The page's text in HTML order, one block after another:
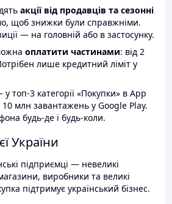
акції від продавців та сезонні
щоб знижки були справжніми.
— на головній або в застосунку.
оплатити частинами: від 2
лише кредитний ліміт у
топ-3 категорії «Покупки» в App
млн завантажень у Google Play.
будь-де і будь-коли.
України
підприємці — невеликі
виробники та великі
підтримує український бізнес.